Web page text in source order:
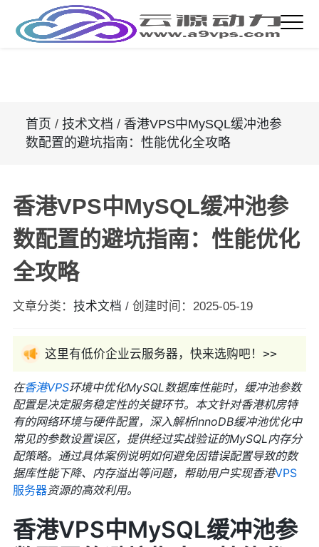
首页 / 技术文档 / 香港VPS中MySQL缓冲池参
数配置的避坑指南：性能优化全攻略
香港VPS中MySQL缓冲池参
数配置的避坑指南：性能优化
全攻略
文章分类： 技术文档 / 创建时间： 2025-05-19
这里有低价企业云服务器，快来选购吧！>>
在香港VPS环境中优化MySQL数据库性能时，缓冲池参数
配置是决定服务稳定性的关键环节。本文针对香港机房特
有的网络环境与硬件配置，深入解析InnoDB缓冲池优化中
常见的参数设置误区，提供经过实战验证的MySQL内存分
配策略。通过具体案例说明如何避免因错误配置导致的数
据库性能下降、内存溢出等问题，帮助用户实现香港VPS
服务器资源的高效利用。
香港VPS中MySQL缓冲池参